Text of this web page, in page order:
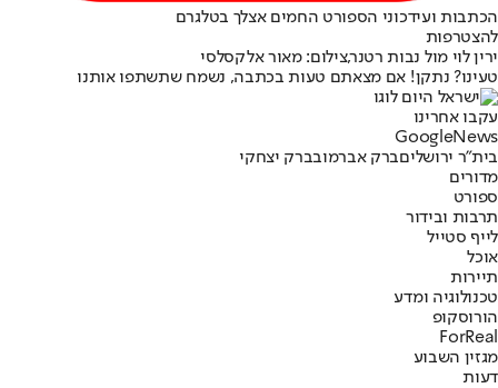
הכתבות ועידכוני הספורט החמים אצלך בטלגרם
להצטרפות
ירין לוי מול נבות רטנר,צילום: מאור אלקסלסי
טעינו? נתקן! אם מצאתם טעות בכתבה, נשמח שתשתפו אותנו
עקבו אחרינו
Googl eNews
בית"ר ירושליםברק אברמובברק יצחקי
מדורים
ספורט
תרבות ובידור
לייף סטייל
אוכל
תיירות
טכנולוגיה ומדע
הורוסקופ
ForReal
מגזין השבוע
דעות